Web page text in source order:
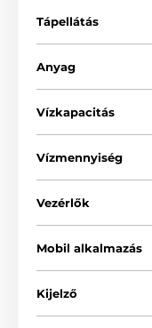
paraziták ellen és
átfogó
biztosít kedvencei
Tápellátás
Anyag
Vízkapacitás
Vízmennyiség
Vezérlők
Mobil alkalmazás
Kijelző